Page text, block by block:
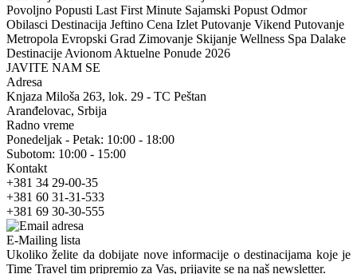
Povoljno Popusti Last First Minute Sajamski Popust Odmor
Obilasci Destinacija Jeftino Cena Izlet Putovanje Vikend Putovanje
Metropola Evropski Grad Zimovanje Skijanje Wellness Spa Dalake
Destinacije Avionom Aktuelne Ponude 2026
JAVITE NAM SE
Adresa
Knjaza Miloša 263, lok. 29 - TC Peštan
Aranđelovac, Srbija
Radno vreme
Ponedeljak - Petak: 10:00 - 18:00
Subotom: 10:00 - 15:00
Kontakt
+381 34 29-00-35
+381 60 31-31-533
+381 69 30-30-555
E-Mailing lista
Ukoliko želite da dobijate nove informacije o destinacijama koje je
Time Travel tim pripremio za Vas, prijavite se na naš newsletter.